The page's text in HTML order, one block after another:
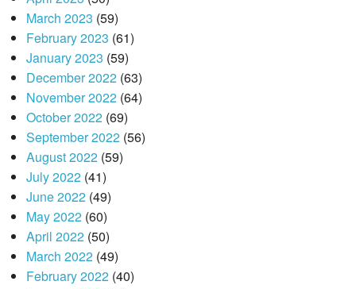
March 2023 (59)
February 2023 (61)
January 2023 (59)
December 2022(63)
November 2022(64)
October 2022(69)
September 2022(56)
August 2022(59)
July 2022(41)
June 2022(49)
May 2022(60)
April 2022(50)
March 2022(49)
February 2022(40)